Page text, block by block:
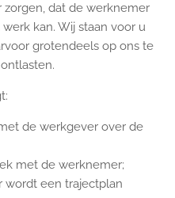
dat de werknemer
kan. Wij staan voor u
grotendeels op ons te
de werkgever over de
met de werknemer;
wordt een trajectplan